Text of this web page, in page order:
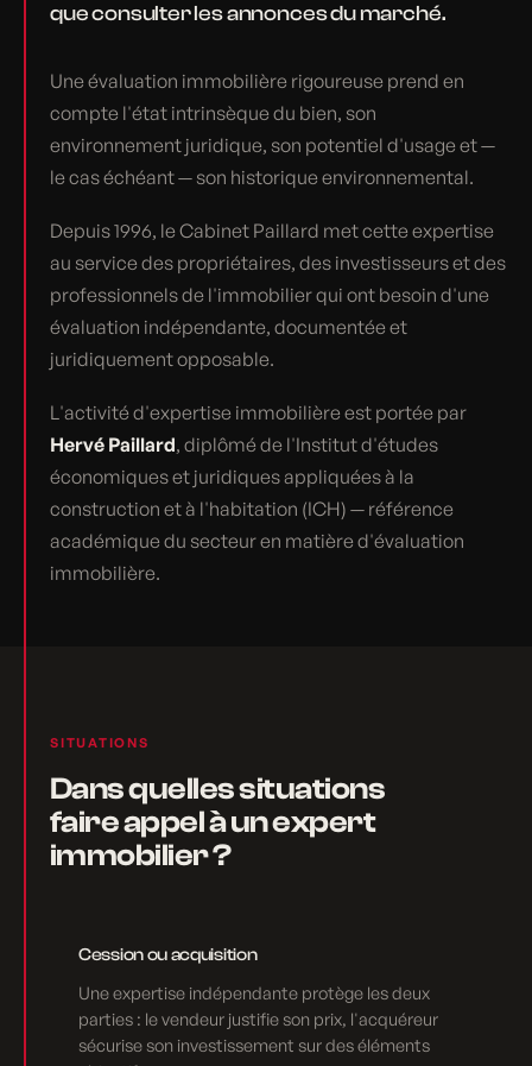
que consulter les annonces du marché.
Une évaluation immobilière rigoureuse prend en
compte l'état intrinsèque du bien, son
environnement juridique, son potentiel d'usage et —
le cas échéant — son historique environnemental.
Depuis 1996, le Cabinet Paillard met cette expertise
au service des propriétaires, des investisseurs et des
professionnels de l'immobilier qui ont besoin d'une
évaluation indépendante, documentée et
juridiquement opposable.
L'activité d'expertise immobilière est portée par
Hervé Paillard, diplômé de l'Institut d'études
économiques et juridiques appliquées à la
construction et à l'habitation (ICH) — référence
académique du secteur en matière d'évaluation
immobilière.
SITUATIONS
Dans quelles situations
faire appel à un expert
immobilier ?
Cession ou acquisition
Une expertise indépendante protège les deux
parties : le vendeur justifie son prix, l'acquéreur
sécurise son investissement sur des éléments